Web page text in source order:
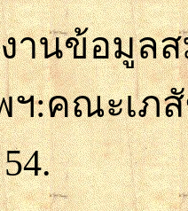
านข้อมูล
ฯ:คณะเภ
54.